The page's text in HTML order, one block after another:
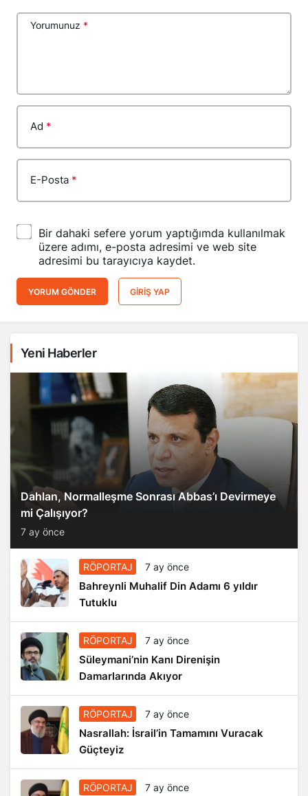
Yorumunuz *
Ad *
E-Posta *
Bir dahaki sefere yorum yaptığımda kullanılmak
üzere adımı, e-posta adresimi ve web site
adresimi bu tarayıcıya kaydet.
YORUM GÖNDER GIRIŞ YAP
Yeni Haberler
Dahlan, Normalleşme Sonrası Abbas’ı Devirmeye
mi Çalışıyor?
7 ay önce
RÖPORTAJ 7 ay önce
Bahreynli Muhalif Din Adamı 6 yıldır
Tutuklu
RÖPORTAJ 7 ay önce
Süleymani’nin Kanı Direnişin
Damarlarında Akıyor
RÖPORTAJ 7 ay önce
Nasrallah: İsrail’in Tamamını Vuracak
Güçteyiz
RÖPORTAJ 7 ay önce